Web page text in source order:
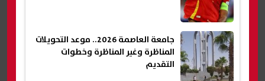
جامعة العاصمة 2026.. موعد التحويلات
المناظرة وغير المناظرة وخطوات
التقديم